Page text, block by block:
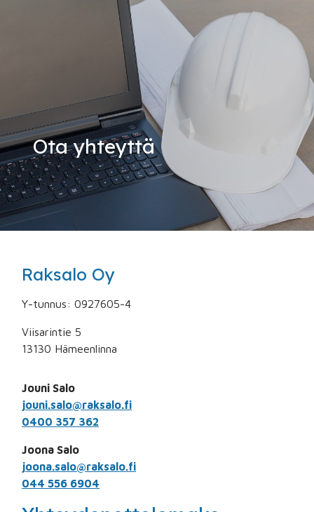
Ota yhteyttä
Raksalo Oy
Y-tunnus: 0927605-4
Viisarintie 5
13130 Hämeenlinna
Jouni Salo
jouni.salo@raksalo.fi
0400 357 362
Joona Salo
joona.salo@raksalo.fi
044 556 6904